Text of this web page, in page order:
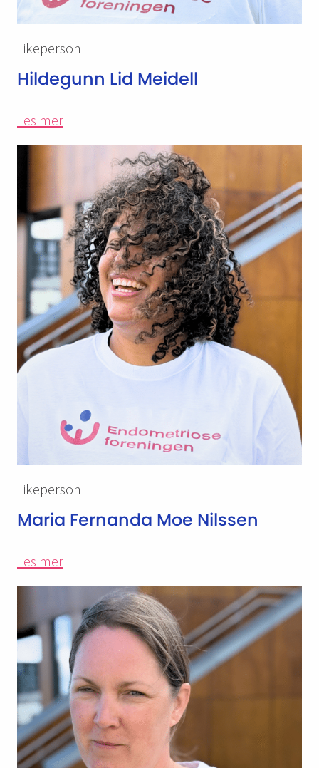
Likeperson
Hildegunn Lid Meidell
Les mer
Likeperson
Maria Fernanda Moe Nilssen
Les mer